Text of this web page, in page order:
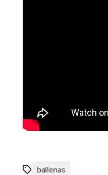
ballenas